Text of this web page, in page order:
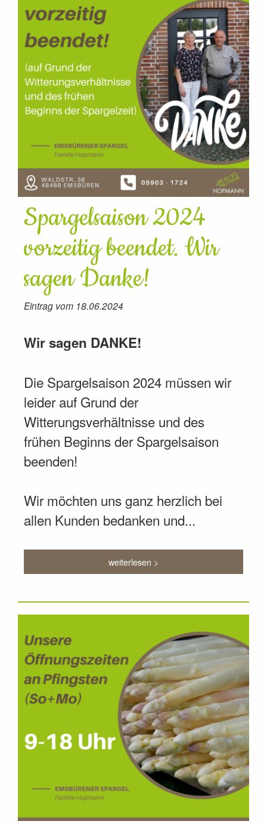
Spargelsaison 2024
vorzeitig beendet. Wir
sagen Danke!
Eintrag vom 18.06.2024
Wir sagen DANKE!
Die Spargelsaison 2024 müssen wir
leider auf Grund der
Witterungsverhältnisse und des
frühen Beginns der Spargelsaison
beenden!
Wir möchten uns ganz herzlich bei
allen Kunden bedanken und...
weiterlesen >